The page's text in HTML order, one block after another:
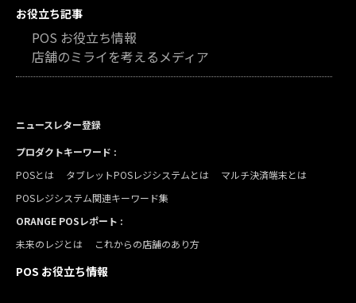
お役立ち記事
POS お役立ち情報
店舗のミライを考えるメディア
ニュースレター登録
プロダクトキーワード :
POSとは
タブレットPOSレジシステムとは
マルチ決済端末とは
POSレジシステム関連キーワード集
ORANGE POSレポート :
未来のレジとは
これからの店舗のあり方
POS お役立ち情報